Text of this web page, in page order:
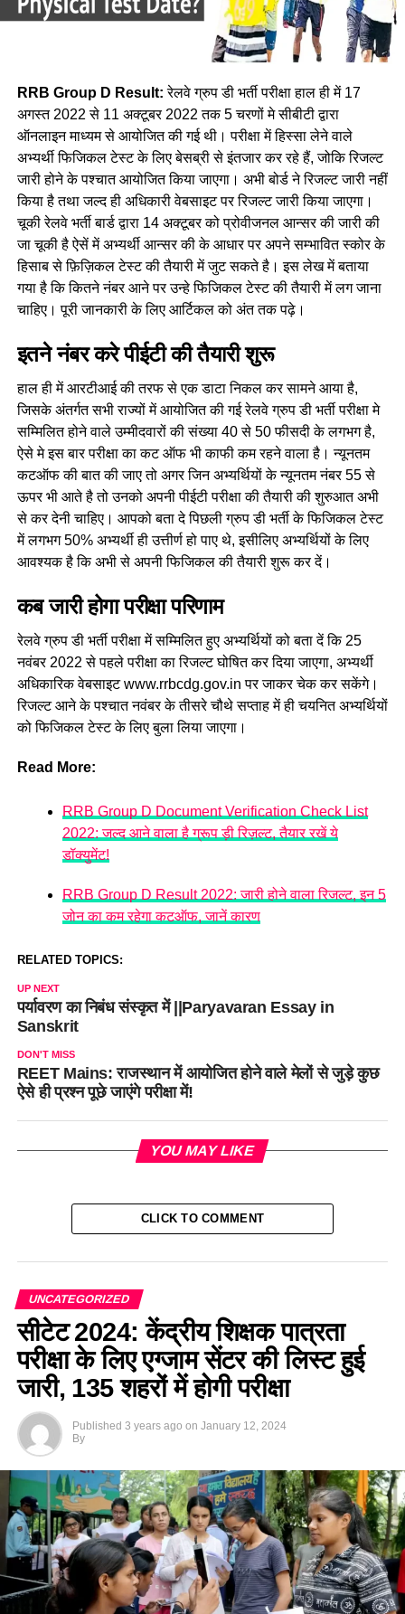
RRB Group D Result: रेलवे ग्रुप डी भर्ती परीक्षा हाल ही में 17
अगस्त 2022 से 11 अक्टूबर 2022 तक 5 चरणों मे सीबीटी द्वारा
ऑनलाइन माध्यम से आयोजित की गई थी। परीक्षा में हिस्सा लेने वाले
अभ्यर्थी फिजिकल टेस्ट के लिए बेसब्री से इंतजार कर रहे हैं, जोकि रिजल्ट
जारी होने के पश्चात आयोजित किया जाएगा। अभी बोर्ड ने रिजल्ट जारी नहीं
किया है तथा जल्द ही अधिकारी वेबसाइट पर रिजल्ट जारी किया जाएगा।
चूकी रेलवे भर्ती बार्ड द्वारा 14 अक्टूबर को प्रोवीजनल आन्सर की जारी की
जा चूकी है ऐसें में अभ्यर्थी आन्सर की के आधार पर अपने सम्भावित स्कोर के
हिसाब से फ़िज़िकल टेस्ट की तैयारी में जुट सकते है। इस लेख में बताया
गया है कि कितने नंबर आने पर उन्हे फिजिकल टेस्ट की तैयारी में लग जाना
चाहिए। पूरी जानकारी के लिए आर्टिकल को अंत तक पढ़े।
इतने नंबर करे पीईटी की तैयारी शुरू
हाल ही में आरटीआई की तरफ से एक डाटा निकल कर सामने आया है,
जिसके अंतर्गत सभी राज्यों में आयोजित की गई रेलवे ग्रुप डी भर्ती परीक्षा मे
सम्मिलित होने वाले उम्मीदवारों की संख्या 40 से 50 फीसदी के लगभग है,
ऐसे मे इस बार परीक्षा का कट ऑफ भी काफी कम रहने वाला है। न्यूनतम
कटऑफ की बात की जाए तो अगर जिन अभ्यर्थियों के न्यूनतम नंबर 55 से
ऊपर भी आते है तो उनको अपनी पीईटी परीक्षा की तैयारी की शुरुआत अभी
से कर देनी चाहिए। आपको बता दे पिछली ग्रुप डी भर्ती के फिजिकल टेस्ट
में लगभग 50% अभ्यर्थी ही उत्तीर्ण हो पाए थे, इसीलिए अभ्यर्थियों के लिए
आवश्यक है कि अभी से अपनी फिजिकल की तैयारी शुरू कर दें।
कब जारी होगा परीक्षा परिणाम
रेलवे ग्रुप डी भर्ती परीक्षा में सम्मिलित हुए अभ्यर्थियों को बता दें कि 25
नवंबर 2022 से पहले परीक्षा का रिजल्ट घोषित कर दिया जाएगा, अभ्यर्थी
अधिकारिक वेबसाइट www.rrbcdg.gov.in पर जाकर चेक कर सकेंगे।
रिजल्ट आने के पश्चात नवंबर के तीसरे चौथे सप्ताह में ही चयनित अभ्यर्थियों
को फिजिकल टेस्ट के लिए बुला लिया जाएगा।
Read More:
RRB Group D Document Verification Check List
2022: जल्द आने वाला है ग्रूप ड़ी रिज़ल्ट, तैयार रखें ये
डॉक्युमेंट!
RRB Group D Result 2022: जारी होने वाला रिजल्ट, इन 5
जोन का कम रहेगा कटऑफ, जानें कारण
RELATED TOPICS:
UP NEXT
पर्यावरण का निबंध संस्कृत में ||Paryavaran Essay in
Sanskrit
DON'T MISS
REET Mains: राजस्थान में आयोजित होने वाले मेलों से जुड़े कुछ
ऐसे ही प्रश्न पूछे जाएंगे परीक्षा में!
YOU MAY LIKE
CLICK TO COMMENT
UNCATEGORIZED
सीटेट 2024: केंद्रीय शिक्षक पात्रता
परीक्षा के लिए एग्जाम सेंटर की लिस्ट हुई
जारी, 135 शहरों में होगी परीक्षा
Published 3 years ago on January 12, 2024
By